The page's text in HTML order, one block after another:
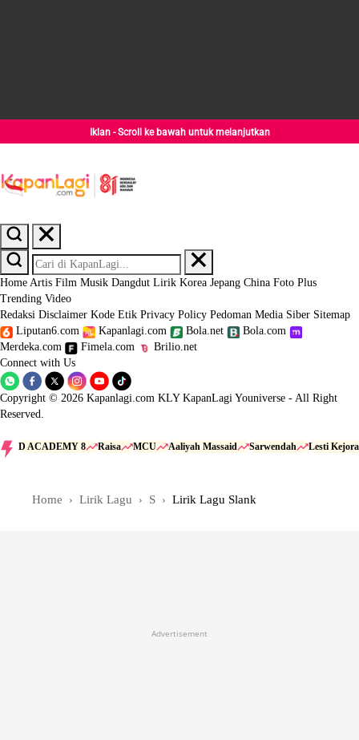
Iklan - Scroll ke bawah untuk melanjutkan
Home Artis Film Musik Dangdut Lirik Korea Jepang China Foto Plus
Trending Video
Redaksi Disclaimer Kode Etik Privacy Policy Pedoman Media Siber Sitemap
Liputan6.com
Kapanlagi.com Bola.net
Bola.com
Merdeka.com
Fimela.com
Brilio.net
Connect with Us
Copyright © 2026 Kapanlagi.com KLY KapanLagi Youniverse - All Right
Reserved.
D ACADEMY 8 Raisa MCU Aaliyah Massaid Sarwendah Lesti Kejora
Home Lirik Lagu S Lirik Lagu Slank
Advertisement